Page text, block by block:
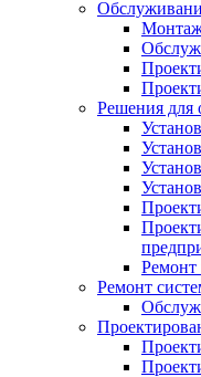
Монтаж
Решения для
Ремонт
Ремонт